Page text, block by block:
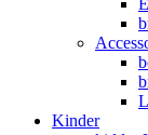
Kinder